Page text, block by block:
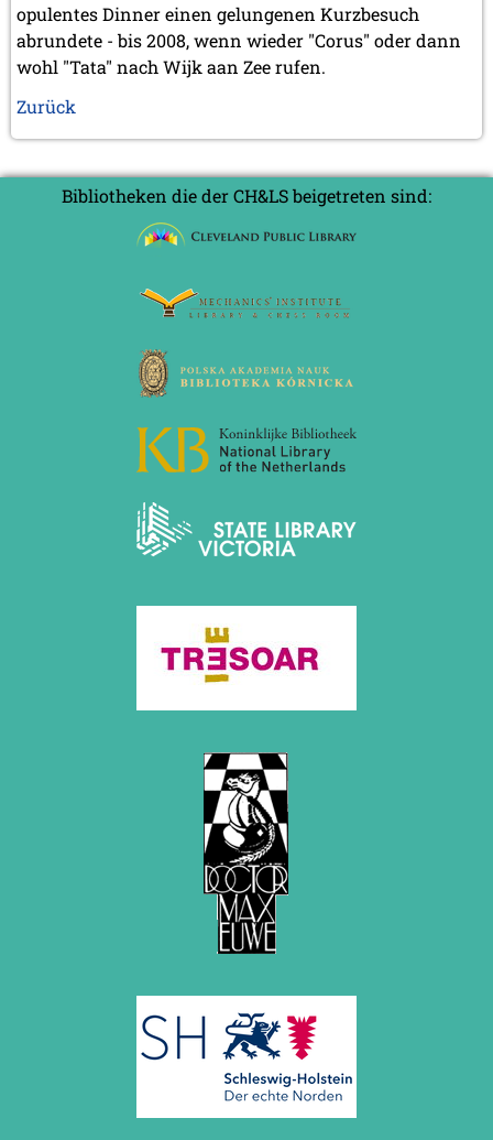
opulentes Dinner einen gelungenen Kurzbesuch
abrundete - bis 2008, wenn wieder "Corus" oder dann
wohl "Tata" nach Wijk aan Zee rufen.
Zurück
Bibliotheken die der CH&LS beigetreten sind: